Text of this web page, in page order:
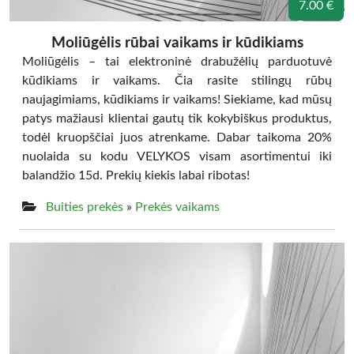
7.00 €
Moliūgėlis rūbai vaikams ir kūdikiams
Moliūgėlis – tai elektroninė drabužėlių parduotuvė
kūdikiams ir vaikams. Čia rasite stilingų rūbų
naujagimiams, kūdikiams ir vaikams! Siekiame, kad mūsų
patys mažiausi klientai gautų tik kokybiškus produktus,
todėl kruopščiai juos atrenkame. Dabar taikoma 20%
nuolaida su kodu VELYKOS visam asortimentui iki
balandžio 15d. Prekių kiekis labai ribotas!
Buities prekės » Prekės vaikams